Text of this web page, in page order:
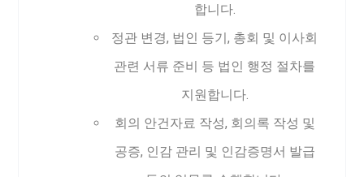
합니다.
정관 변경, 법인 등기, 총회 및 이사회
관련 서류 준비 등 법인 행정 절차를
지원합니다.
회의 안건자료 작성, 회의록 작성 및
공증, 인감 관리 및 인감증명서 발급